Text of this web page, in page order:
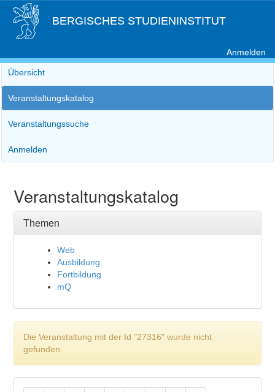
BERGISCHES STUDIENINSTITUT
Anmelden
Übersicht
Veranstaltungskatalog
Veranstaltungssuche
Anmelden
Veranstaltungskatalog
Themen
Web
Ausbildung
Fortbildung
mQ
Die Veranstaltung mit der Id "27316" wurde nicht
gefunden.